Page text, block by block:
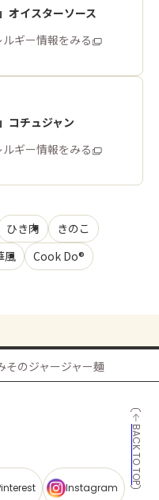
オイスターソース
ギー情報をみる
コチュジャン
ギー情報をみる
ひき肉
きのこ
風 Cook Do®
そのジャージャー麺
BACK TO TOP
Instagram